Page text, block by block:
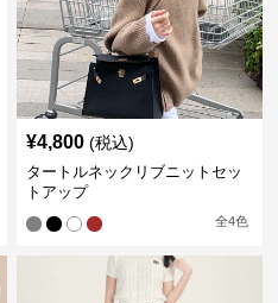
¥4,800 (税込)
タートルネックリブニットセッ
トアップ
全4色